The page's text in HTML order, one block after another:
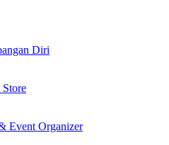
Diri
Event Organizer